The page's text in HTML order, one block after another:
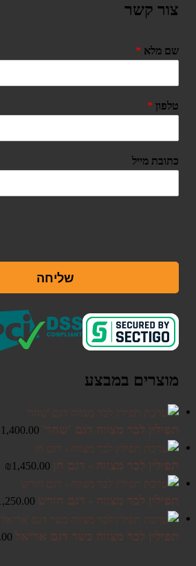
צור קשר
שם מלא *
טלפון *
כתובת מייל
שליחה
מוצרים במבצע
תפילין לבר מצווה דגם 'שחר' 1,400.00
תפילין לבר מצווה - דגם חן
₪1,450.00
תפילין לבר מצווה - דגם חורש
תפילין לבר מצווה כשר דגם אריאל